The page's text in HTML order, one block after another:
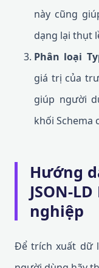
này cũng
dạng lại thụt
Phân loại
giá trị của
giúp người
khối Schema
Hướng
JSON-
nghiệp
Để trích xuất dữ